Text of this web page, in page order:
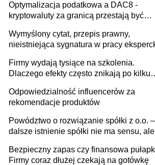
Optymalizacja podatkowa a DAC8 -
kryptowaluty za granicą przestają być
Wymyślony cytat, przepis prawny,
nieistniejąca sygnatura w pracy
firmie
Firmy wydają tysiące na szkolenia.
Dlaczego efekty często znikają po kilku
Odpowiedzialność influencerów za
rekomendacje produktów
Powództwo o rozwiązanie spółki z o.o.
dalsze istnienie spółki nie ma sensu,
Bezpieczny zapas czy finansowa
Firmy coraz dłużej czekają na gotówkę